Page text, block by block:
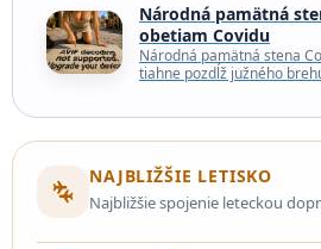
Národná pamätná
obetiam Covidu
Národná pamätná stena
tiahne pozdĺž južného
connecting_airports
NAJBLIŽŠIE LETISKO
Najbližšie spojenie leteckou